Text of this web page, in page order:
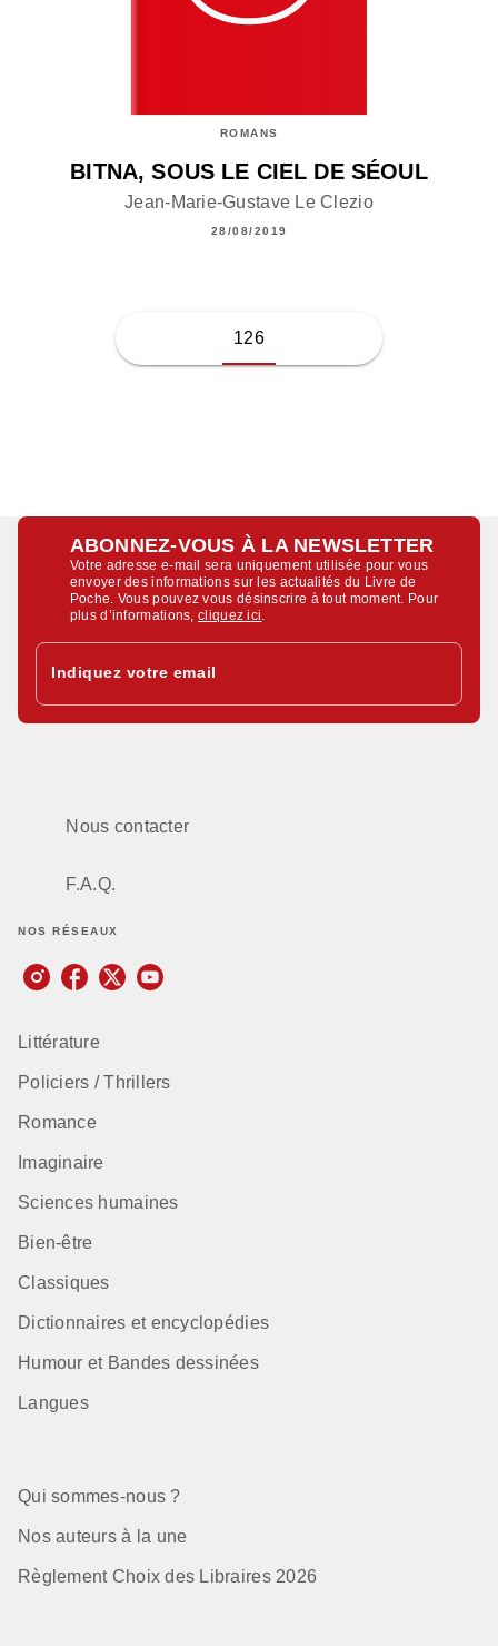
ROMANS
BITNA, SOUS LE CIEL DE SÉOUL
Jean-Marie-Gustave Le Clezio
28/08/2019
126
ABONNEZ-VOUS À LA NEWSLETTER
Votre adresse e-mail sera uniquement utilisée pour vous
envoyer des informations sur les actualités du Livre de
Poche. Vous pouvez vous désinscrire à tout moment. Pour
plus d’informations,cliquez ici
Indiquez votre email
Nous contacter
F.A.Q.
NOS RÉSEAUX
Littérature
Policiers / Thrillers
Romance
Imaginaire
Sciences humaines
Bien-être
Classiques
Dictionnaires et encyclopédies
Humour et Bandes dessinées
Langues
Qui sommes-nous ?
Nos auteurs à la une
Règlement Choix des Libraires 2026